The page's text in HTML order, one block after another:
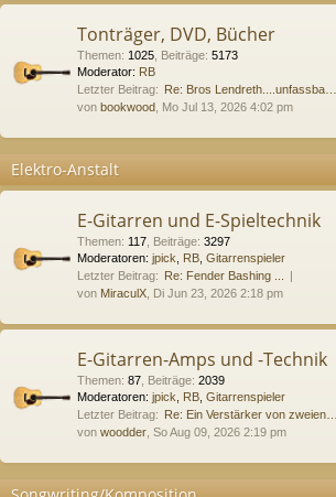
Tonträger, DVD, Bücher
Themen: 1025 Beiträge: 5173
Moderator: RB
Letzter Beitrag: Re: Bros Lendreth....unfassba…
von bookwood , Mo Jul 13, 2026 4:02 pm
Elektro-Anstalt
E-Gitarren und E-Spieltechnik
Themen: 117 Beiträge: 3297
Moderatoren: jpick RB Gitarrenspieler
Letzter Beitrag: Re: Fender Bashing ...
von MiraculX , Di Jun 23, 2026 2:18 pm
E-Gitarren-Amps und -Technik
Themen: 87 Beiträge: 2039
Moderatoren: jpick RB Gitarrenspieler
Letzter Beitrag: Re: Ein Verstärker von zweien…
von woodder , So Aug 09, 2026 2:19 pm